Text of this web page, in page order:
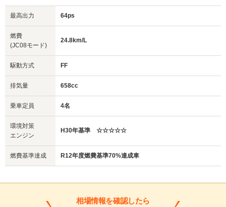
最高出力 64ps
燃費
(JC08モード)
24.8km/L
駆動方式 FF
排気量 658cc
乗車定員 4名
環境対策
エンジン
H30年基準 ☆☆☆☆☆
燃費基準達成 R12年度燃費基準70%達成車
相場情報を確認したら